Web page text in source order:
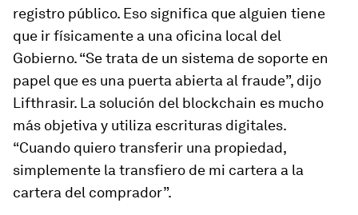
registro público. Eso significa que alguien tiene
que ir físicamente a una oficina local del
Gobierno. “Se trata de un sistema de soporte en
papel que es una puerta abierta al fraude”, dijo
Lifthrasir. La solución del blockchain es mucho
más objetiva y utiliza escrituras digitales.
“Cuando quiero transferir una propiedad,
simplemente la transfiero de mi cartera a la
cartera del comprador”.